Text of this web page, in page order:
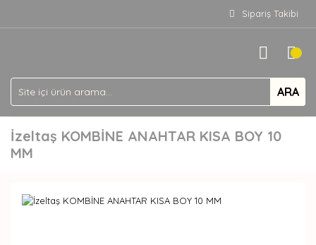
Sipariş Takibi
ARA
İzeltaş KOMBİNE ANAHTAR KISA BOY 10
MM